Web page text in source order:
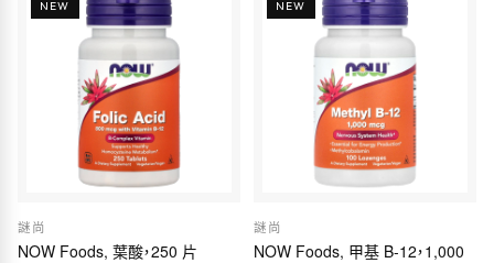
NEW
謎尚
NOW Foods, 葉酸，250 片
NEW
謎尚
NOW Foods, 甲基 B-12，1,000